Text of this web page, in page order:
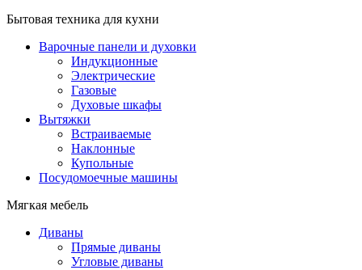
Бытовая техника для кухни
Варочные панели и духовки
Индукционные
Электрические
Газовые
Духовые шкафы
Вытяжки
Встраиваемые
Наклонные
Купольные
Посудомоечные машины
Мягкая мебель
Диваны
Прямые диваны
Угловые диваны